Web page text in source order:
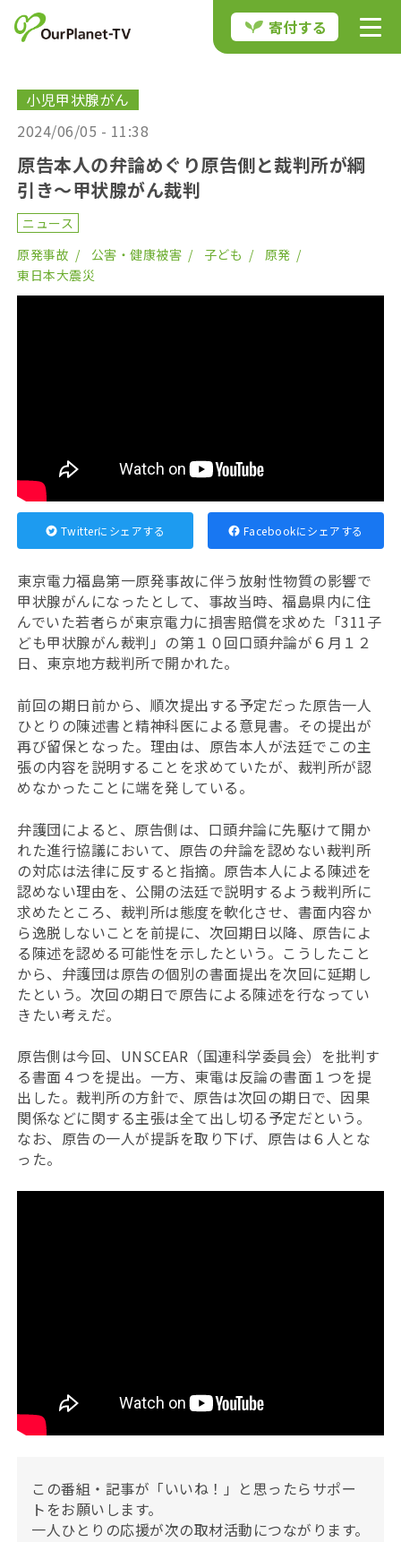
寄付する
小児甲状腺がん
2024/06/05 - 11:38
原告本人の弁論めぐり原告側と裁判所が綱
引き〜甲状腺がん裁判
ニュース
原発事故
公害・健康被害 子ども
原発
東日本大震災
Twitterにシェアする Facebookにシェアする
東京電力福島第一原発事故に伴う放射性物質の影響で
甲状腺がんになったとして、事故当時、福島県内に住
んでいた若者らが東京電力に損害賠償を求めた「311子
ども甲状腺がん裁判」の第１０回口頭弁論が６月１２
日、東京地方裁判所で開かれた。
前回の期日前から、順次提出する予定だった原告一人
ひとりの陳述書と精神科医による意見書。その提出が
再び留保となった。 理由は、原告本人が法廷でこの主
張の内容を説明することを求めていたが、裁判所が認
めなかったことに端を発している。
弁護団によると、原告側は、口頭弁論に先駆けて開か
れた進行協議において、原告の弁論を認めない裁判所
の対応は法律に反すると指摘。原告本人による陳述を
認めない理由を、公開の法廷で説明するよう裁判所に
求めたところ、裁判所は態度を軟化させ、書面内容か
ら逸脱しないことを前提に、次回期日以降、原告によ
る陳述を認める可能性を示したという。こうしたこと
から、弁護団は原告の個別の書面提出を次回に延期し
たという。次回の期日で原告による陳述を行なってい
きたい考えだ。
原告側は今回、UNSCEAR（国連科学委員会）を批判す
る書面４つを提出。一方、東電は反論の書面１つを提
出した。裁判所の方針で、原告は次回の期日で、因果
関係などに関する主張は全て出し切る予定だという。
なお、原告の一人が提訴を取り下げ、原告は６人とな
った。
この番組・記事が「いいね！」と思ったらサポー
トをお願いします。
一人ひとりの応援が次の取材活動につながります。